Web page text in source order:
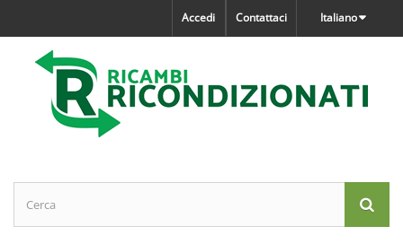
Italiano
Contattaci
Accedi